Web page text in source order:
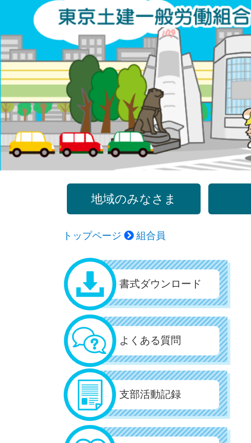
テ
ン
ツ
ス
キ
プ
地域のみなさま
トップページ 組合員
書式ダウンロード
よくある質問
支部活動記録